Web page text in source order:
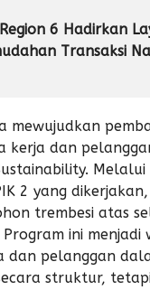
6 Hadirkan
Transaksi
mewujudkan
kerja dan
2 yang dikerjakan,
trembesi atas
ini menjadi
dan pelanggan
struktur,